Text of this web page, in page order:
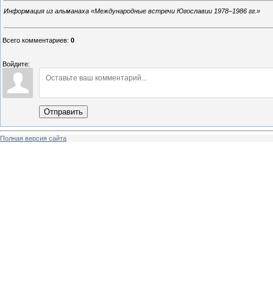
Информация из альманаха «Международные встречи Югославии 1978–1986 гг.»
Всего комментариев: 0
Войдите:
Отправить
Полная версия сайта